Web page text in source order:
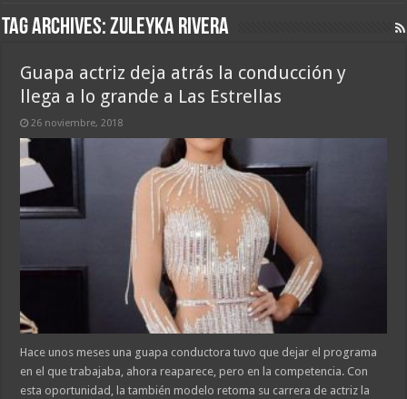
Tag Archives:Zuleyka Rivera
Guapa actriz deja atrás la conducción y
llega a lo grande a Las Estrellas
26 noviembre, 2018
Hace unos meses una guapa conductora tuvo que dejar el programa
en el que trabajaba, ahora reaparece, pero en la competencia. Con
esta oportunidad, la también modelo retoma su carrera de actriz la